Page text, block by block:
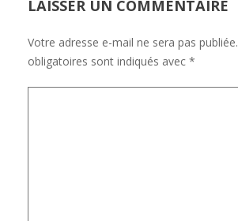
LAISSER UN COMMENTAIRE
Votre adresse e-mail ne sera pas publiée.
obligatoires sont indiqués avec *